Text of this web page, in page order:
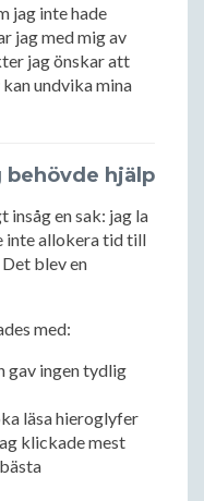
jag inte hade
jag med mig av
jag önskar att
undvika mina
behövde hjälp
en sak: jag la
inte allokera tid till
blev en
med:
gav ingen tydlig
läsa hieroglyfer
klickade mest